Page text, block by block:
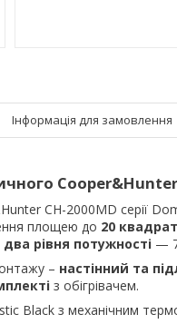
Інформація для замовлення
CH-2000MD серії
площею до 20
два рівня потужності —
– настінний та
з обігрівачем.
Black з механічним